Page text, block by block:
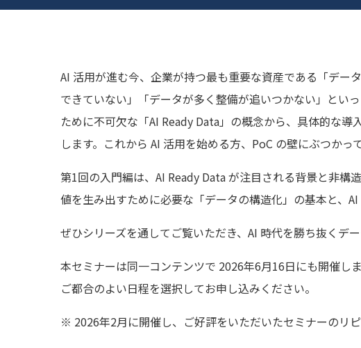
AI 活用が進む今、企業が持つ最も重要な資産である「デー
できていない」「データが多く整備が追いつかない」とい
ために不可欠な「AI Ready Data」の概念から、具体的な
します。これから AI 活用を始める方、PoC の壁にぶつか
第1回の入門編は、AI Ready Data が注目される背景と非構
値を生み出すために必要な「データの構造化」の基本と、
ぜひシリーズを通してご覧いただき、AI 時代を勝ち抜くデ
本セミナーは同一コンテンツで 2026年6月16日にも開催しま
ご都合のよい日程を選択してお申し込みください。
※ 2026年2月に開催し、ご好評をいただいたセミナーのリピ